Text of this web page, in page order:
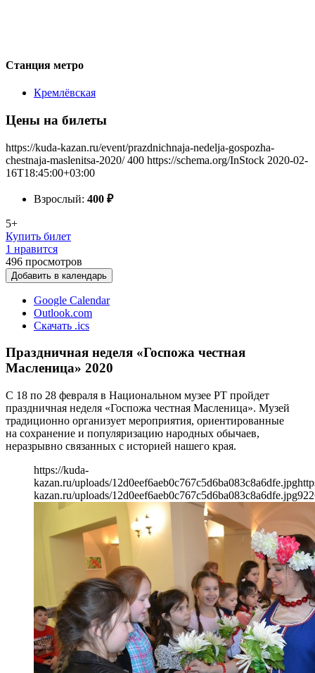
Станция метро
Кремлёвская
Цены на билеты
https://kuda-kazan.ru/event/prazdnichnaja-nedelja-gospozha-
chestnaja-maslenitsa-2020/ 400 https://schema.org/InStock 2020-02-
16T18:45:00+03:00
Взрослый: 400 ₽
5+
Купить билет
1 нравится
496 просмотров
Добавить в календарь
Google Calendar
Outlook.com
Скачать .ics
Праздничная неделя «Госпожа честная
Масленица» 2020
С 18 по 28 февраля в Национальном музее РТ пройдет
праздничная неделя «Госпожа честная Масленица». Музей
традиционно организует мероприятия, ориентированные
на сохранение и популяризацию народных обычаев,
неразрывно связанных с историей нашего края.
https://kuda-
kazan.ru/uploads/12d0eef6aeb0c767c5d6ba083c8a6dfe.jpg
kazan.ru/uploads/12d0eef6aeb0c767c5d6ba083c8a6dfe.jpg922